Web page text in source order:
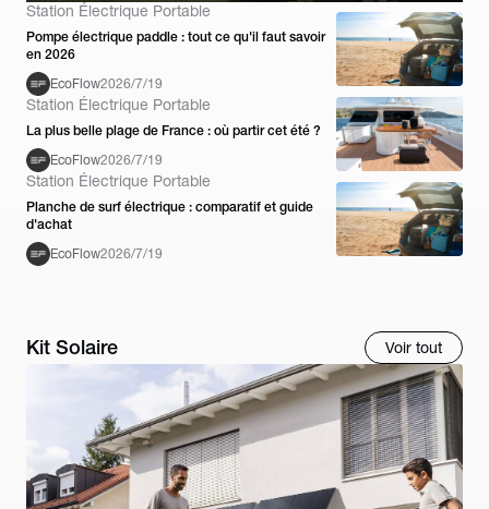
Station Électrique Portable
Pompe électrique paddle : tout ce qu'il faut savoir
en 2026
EcoFlow2026/7/19
Station Électrique Portable
La plus belle plage de France : où partir cet été ?
EcoFlow2026/7/19
Station Électrique Portable
Planche de surf électrique : comparatif et guide
d'achat
EcoFlow2026/7/19
Kit Solaire Voir tout